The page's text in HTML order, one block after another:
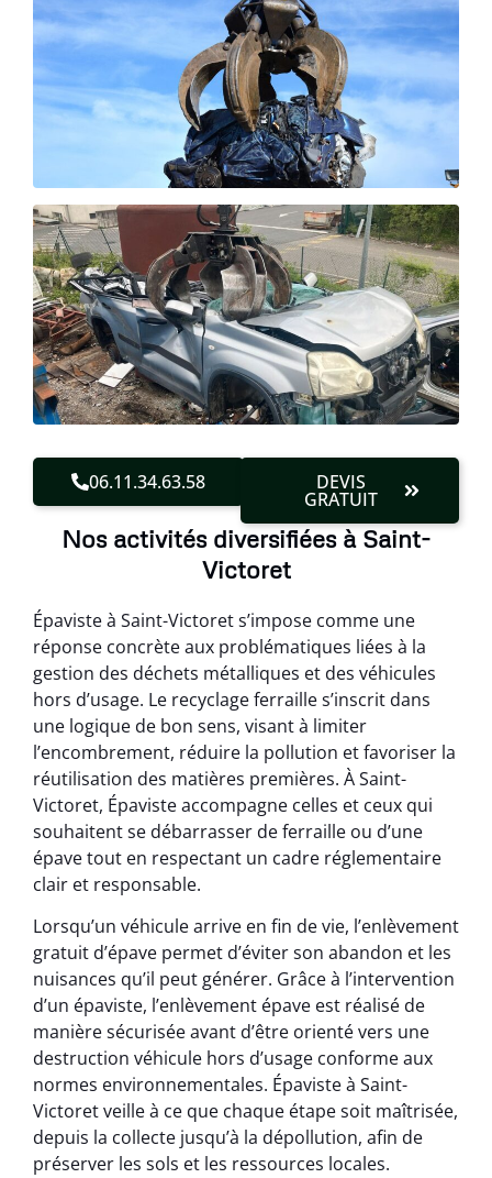
06.11.34.63.58 DEVIS
GRATUIT
Nos activités diversifiées à Saint-
Victoret
Épaviste à Saint-Victoret s’impose comme une
réponse concrète aux problématiques liées à la
gestion des déchets métalliques et des véhicules
hors d’usage. Le recyclage ferraille s’inscrit dans
une logique de bon sens, visant à limiter
l’encombrement, réduire la pollution et favoriser la
réutilisation des matières premières. À Saint-
Victoret, Épaviste accompagne celles et ceux qui
souhaitent se débarrasser de ferraille ou d’une
épave tout en respectant un cadre réglementaire
clair et responsable.
Lorsqu’un véhicule arrive en fin de vie, l’enlèvement
gratuit d’épave permet d’éviter son abandon et les
nuisances qu’il peut générer. Grâce à l’intervention
d’un épaviste, l’enlèvement épave est réalisé de
manière sécurisée avant d’être orienté vers une
destruction véhicule hors d’usage conforme aux
normes environnementales. Épaviste à Saint-
Victoret veille à ce que chaque étape soit maîtrisée,
depuis la collecte jusqu’à la dépollution, afin de
préserver les sols et les ressources locales.